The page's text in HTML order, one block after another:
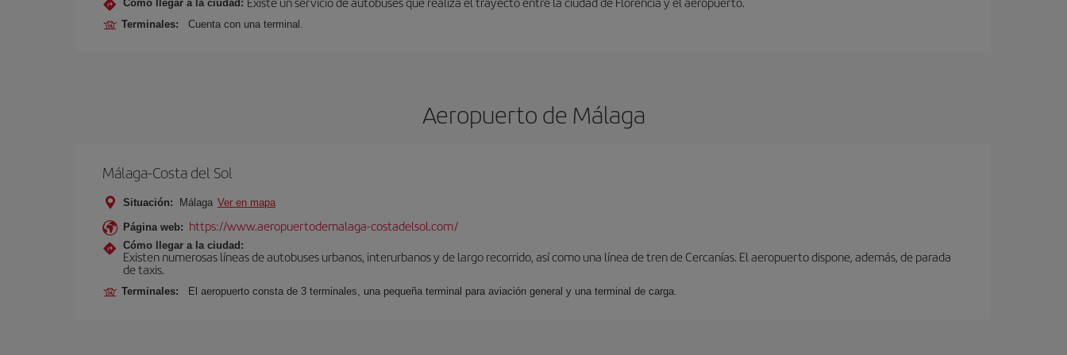
Cómo llegar a la ciudad:
Terminales: Cuenta con una terminal.
Aeropuerto de Málaga
Málaga-Costa del Sol
Situación: Málaga Ver en mapa
Página web: https://www.aeropuertodemalaga-costadelsol.com/
Cómo llegar a la ciudad:
Existen numerosas líneas de autobuses urbanos, interurbanos y de largo recorrido, así como una línea de tren de Cercanías. El aeropuerto dispone, además, de parada
de taxis.
Terminales: El aeropuerto consta de 3 terminales, una pequeña terminal para aviación general y una terminal de carga.